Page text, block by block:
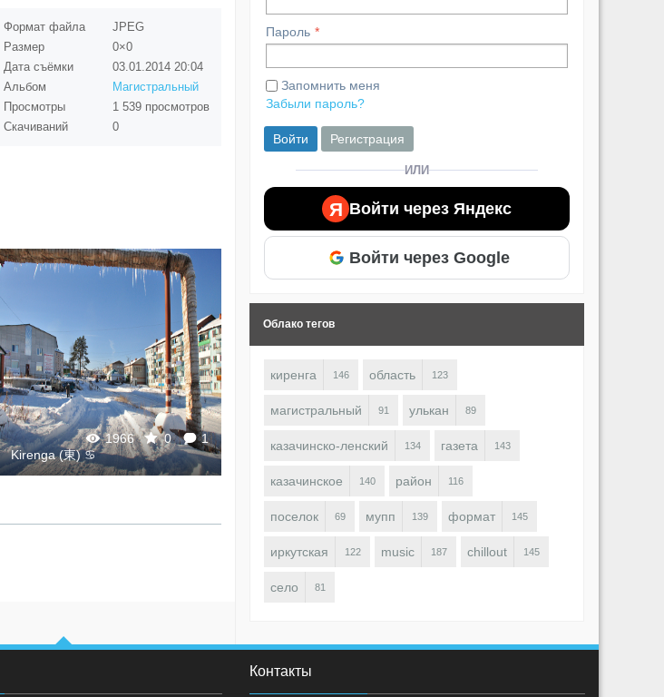
Формат файла
JPEG
Размер
0×0
Дата съёмки
03.01.2014 20:04
Альбом
Магистральный
Просмотры
1 539 просмотров
Скачиваний
0
1966 0
1
Kirenga (東) ♋
Kirenga (東) ♋
Пароль
Запомнить меня
Забыли пароль?
Войти Регистрация
ИЛИ
Я Войти через Яндекс
Войти через Google
Облако тегов
киренга 146 область 123
магистральный 91 улькан 89
казачинско-ленский 134 газета 143
казачинское 140 район 116
поселок 69 мупп 139 формат 145
иркутская 122 music 187 chillout 145
село 81
Контакты